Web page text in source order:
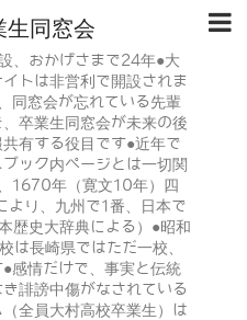
生同窓会
おかげさまで24年●大
トは非営利で開設されま
同窓会が忘れている先輩
卒業生同窓会が未来の後
有する役目です●近年で
ック内ページとは一切関
1670年（寛文10年）四
より、九州で1番、日本で
歴史大辞典による）●昭和
長崎県ではただ一校、
感情だけで、事実と伝統
誹謗中傷がなされている
全員大村高校卒業生）は